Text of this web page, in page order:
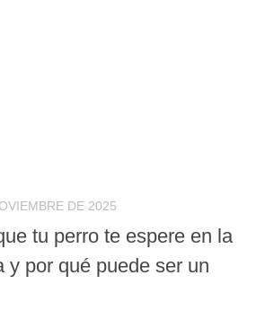
DE 2025
tu perro te espere en la
y por qué puede ser un